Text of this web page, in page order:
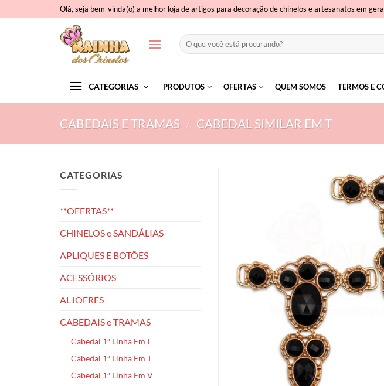
to
Olá, seja bem-vinda(o) a melhor loja de artigos para decoração de chinelos e artesanatos em
Pesquisar
por:
CATEGORIAS PRODUTOS OFERTAS QUEM SOMOS TERMOS E
CABEDAIS E TRAMAS / CABEDAL SIMILAR EM T
CATEGORIAS
**OFERTAS**
CHINELOS e SANDÁLIAS
APLIQUES E BOTÕES
ACESSÓRIOS
ALJOFRES
CABEDAIS e TRAMAS
Cabedal 1ª Linha Em I
Cabedal 1ª Linha Em T
Cabedal 1ª Linha Em V